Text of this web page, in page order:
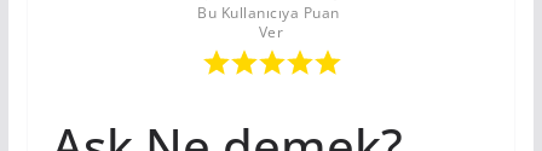
Bu Kullanıcıya Puan
Ver